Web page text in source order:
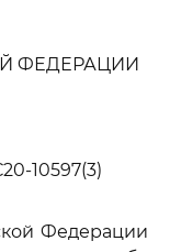
ФЕДЕРАЦИИ
10597(3)
Федерации